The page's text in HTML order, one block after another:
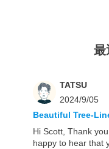
最
TATSU
2024/9/05
Beautiful Tree-
Hi Scott, Thank
happy to hear that